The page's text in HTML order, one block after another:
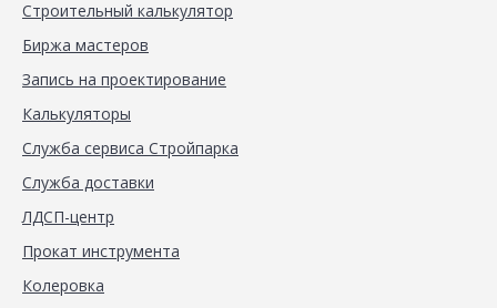
Строительный калькулятор
Биржа мастеров
Запись на проектирование
Калькуляторы
Служба сервиса Стройпарка
Служба доставки
ЛДСП-центр
Прокат инструмента
Колеровка